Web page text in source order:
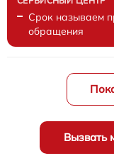
Срок называем
обращения
Вызвать